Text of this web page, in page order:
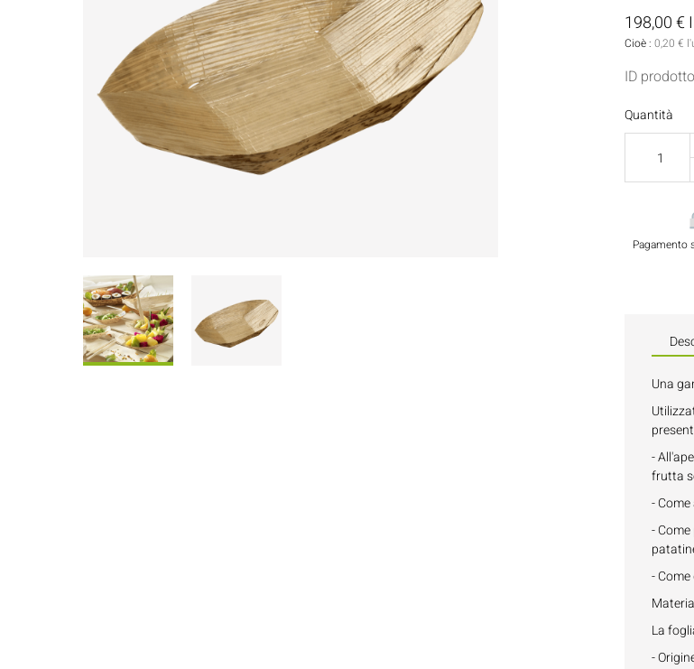
Scatole Da Condividere
Tovaglioli
Flaconi E Bottiglie
198,00 €
Cioè : 0,20 €
ID
Quantità
Pagamento
Una
-
frutta
-
-
-
La
-